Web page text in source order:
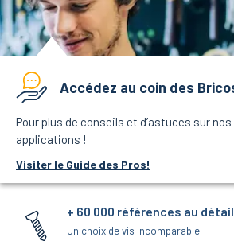
Accédez au coin des
Pour plus de conseils et d’astuces sur
applications !
Visiter le Guide des Pros!
+ 60 000 références au détail
Un choix de vis incomparable